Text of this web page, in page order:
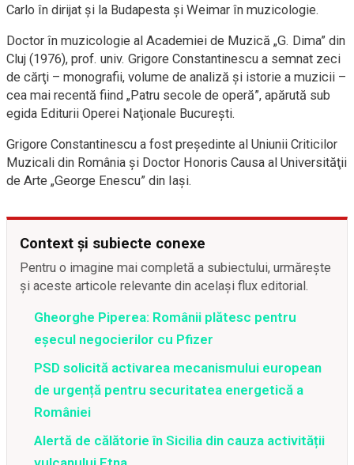
Carlo în dirijat şi la Budapesta şi Weimar în muzicologie.
Doctor în muzicologie al Academiei de Muzică „G. Dima” din
Cluj (1976), prof. univ. Grigore Constantinescu a semnat zeci
de cărţi – monografii, volume de analiză şi istorie a muzicii –
cea mai recentă fiind „Patru secole de operă”, apărută sub
egida Editurii Operei Naţionale Bucureşti.
Grigore Constantinescu a fost preşedinte al Uniunii Criticilor
Muzicali din România şi Doctor Honoris Causa al Universităţii
de Arte „George Enescu” din Iaşi.
Context și subiecte conexe
Pentru o imagine mai completă a subiectului, urmărește
și aceste articole relevante din același flux editorial.
Gheorghe Piperea: Românii plătesc pentru
eșecul negocierilor cu Pfizer
PSD solicită activarea mecanismului european
de urgență pentru securitatea energetică a
României
Alertă de călătorie în Sicilia din cauza activității